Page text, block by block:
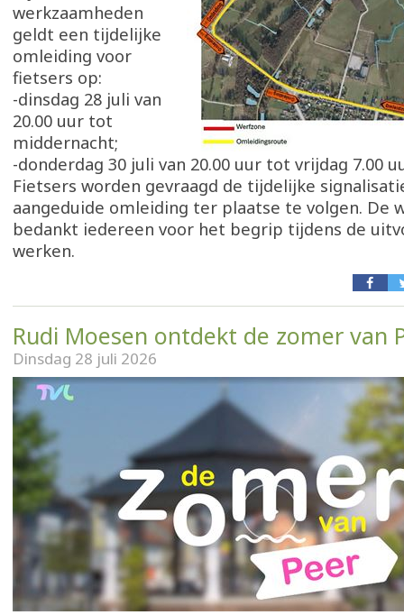
werkzaamheden
geldt een tijdelijke
omleiding voor
fietsers op:
-dinsdag 28 juli van
20.00 uur tot
middernacht;
-donderdag 30 juli van 20.00 uur tot vrijdag 7.00
Fietsers worden gevraagd de tijdelijke
aangeduide omleiding ter plaatse te volgen. De
bedankt iedereen voor het begrip tijdens de
werken.
Rudi Moesen ontdekt de zomer van
Dinsdag 28 juli 2026